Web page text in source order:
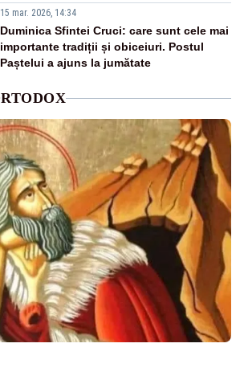
15 mar. 2026, 14:34
Duminica Sfintei Cruci: care sunt cele mai
importante tradiții și obiceiuri. Postul
Paștelui a ajuns la jumătate